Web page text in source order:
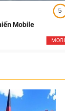
5
MOBI
Mobile